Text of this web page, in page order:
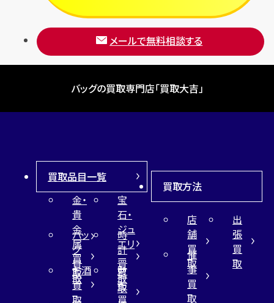
メールで無料相談する
バッグの買取専門店「買取大吉」
買取品目一覧
金・
貴
金
属
買
取
宝
石・
ジュ
エリ
ー
買
取
バッ
グ
買
取
時
計
買
取
お酒
買
取
財
布
買
買取方法
店
舗
買
取
出
張
買
取
催
事
買
取